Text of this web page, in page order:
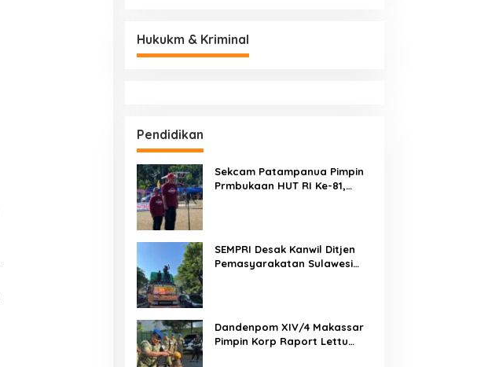
Hukukm & Kriminal
Pendidikan
Sekcam Patampanua Pimpin
Prmbukaan HUT RI Ke-81,
SEMPRI Desak Kanwil Ditjen
Pemasyarakatan Sulawesi
Dandenpom XIV/4 Makassar
Pimpin Korp Raport Lettu